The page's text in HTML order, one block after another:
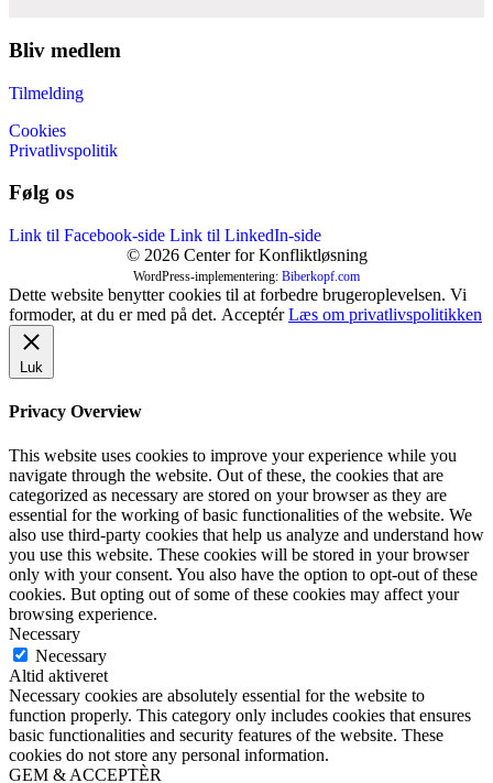
Bliv medlem
Tilmelding
Cookies
Privatlivspolitik
Følg os
Link til Facebook-side Link til LinkedIn-side
© 2026 Center for Konfliktløsning
WordPress-implementering: Biberkopf.com
Dette website benytter cookies til at forbedre brugeroplevelsen. Vi
formoder, at du er med på det. Acceptér Læs om privatlivspolitikken
Luk
Privacy Overview
This website uses cookies to improve your experience while you
navigate through the website. Out of these, the cookies that are
categorized as necessary are stored on your browser as they are
essential for the working of basic functionalities of the website. We
also use third-party cookies that help us analyze and understand how
you use this website. These cookies will be stored in your browser
only with your consent. You also have the option to opt-out of these
cookies. But opting out of some of these cookies may affect your
browsing experience.
Necessary
Necessary
Altid aktiveret
Necessary cookies are absolutely essential for the website to
function properly. This category only includes cookies that ensures
basic functionalities and security features of the website. These
cookies do not store any personal information.
GEM & ACCEPTÈR